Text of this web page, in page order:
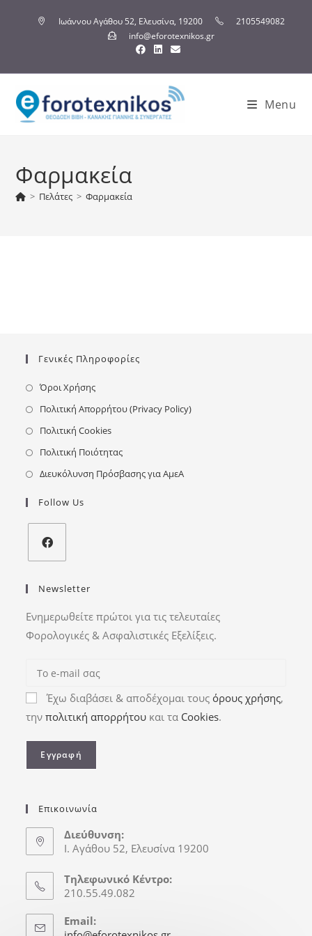
Ιωάννου Αγάθου 52, Ελευσίνα, 19200
2105549082
info@eforotexnikos.gr
Menu
Φαρμακεία
> Πελάτες > Φαρμακεία
Γενικές Πληροφορίες
Όροι Χρήσης
Πολιτική Απορρήτου (Privacy Policy)
Πολιτική Cookies
Πολιτική Ποιότητας
Διευκόλυνση Πρόσβασης για ΑμεΑ
Follow Us
Newsletter
Ενημερωθείτε πρώτοι για τις τελευταίες
Φορολογικές & Ασφαλιστικές Εξελίξεις.
Έχω διαβάσει & αποδέχομαι τους όρους χρήσης,
τηνπολιτική απορρήτου και τα Cookies.
Επικοινωνία
Διεύθυνση:
Ι. Αγάθου 52, Ελευσίνα 19200
Τηλεφωνικό Κέντρο:
210.55.49.082
Email: